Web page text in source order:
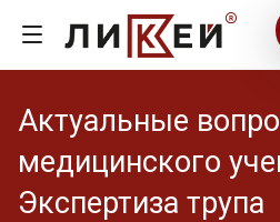
Актуальные
медицинского
Экспертиза трупа